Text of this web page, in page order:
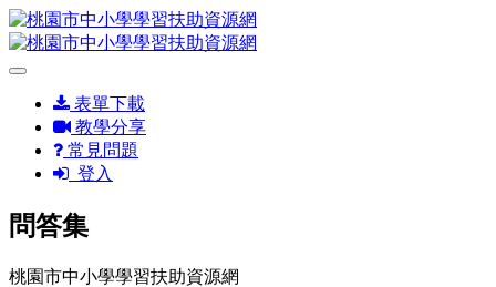
表單下載
教學分享
常見問題
登入
問答集
桃園市中小學學習扶助資源網